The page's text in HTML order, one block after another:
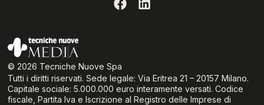
© 2026 Tecniche Nuove Spa
Tutti i diritti riservati. Sede legale: Via Eritrea 21 – 20157 Milano.
Capitale sociale: 5.000.000 euro interamente versati. Codice
fiscale, Partita Iva e Iscrizione al Registro delle Imprese di